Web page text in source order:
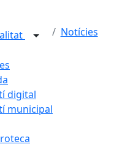
Notícies
digital
municipal